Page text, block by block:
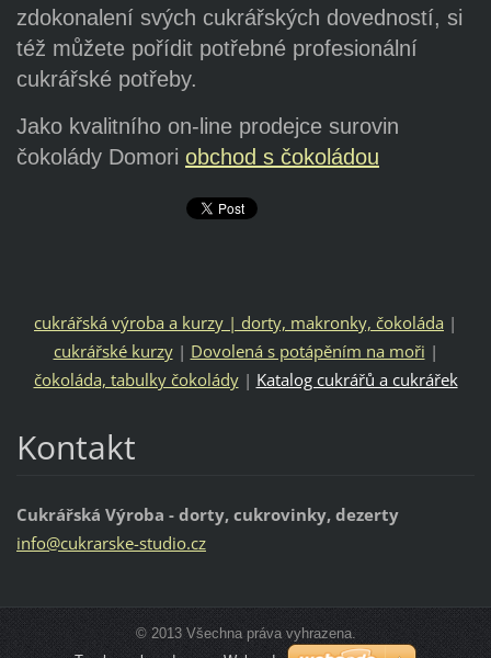
zdokonalení svých cukrářských dovedností, si
též můžete pořídit potřebné profesionální
cukrářské potřeby.
Jako kvalitního on-line prodejce surovin
čokolády Domori obchod s čokoládou
cukrářská výroba a kurzy | dorty, makronky, čokoláda |
cukrářské kurzy| Dovolená s potápěním na moři |
čokoláda, tabulky čokolády| Katalog cukrářů a cukrářek
Kontakt
Cukrářská Výroba - dorty, cukrovinky, dezerty
info@cukrarske-studio.cz
© 2013 Všechna práva vyhrazena.